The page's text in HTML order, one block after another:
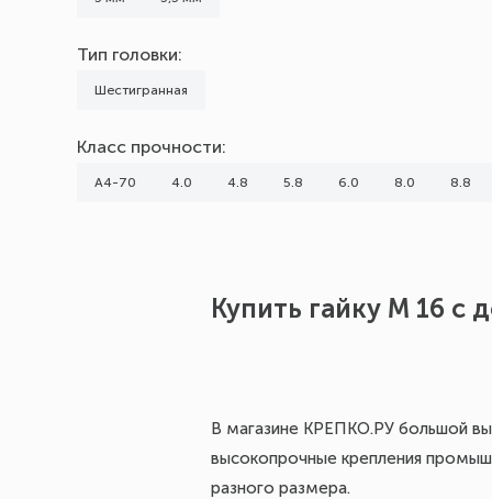
0,38
0,4
Тип головки:
Шестигранная
Класс прочности:
А4-70 4.0 4.8 5.8 6.0 8.0 8.8
Купить гайку М 16 с
В магазине КРЕПКО.РУ большой
высокопрочные крепления
разного размера.